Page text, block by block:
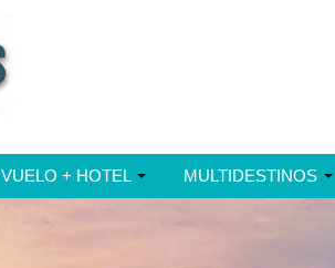
VUELO + HOTEL MULTIDESTINOS